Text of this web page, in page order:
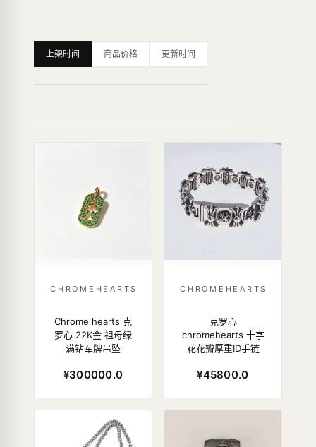
上架时间 商品价格 更新时间
CHROMEHEARTS
Chrome hearts 克
罗心 22K金 祖母绿
满钻军牌吊坠
¥300000.0
CHROMEHEARTS
克罗心
chromehearts 十字
花花瓣厚重ID手链
¥45800.0